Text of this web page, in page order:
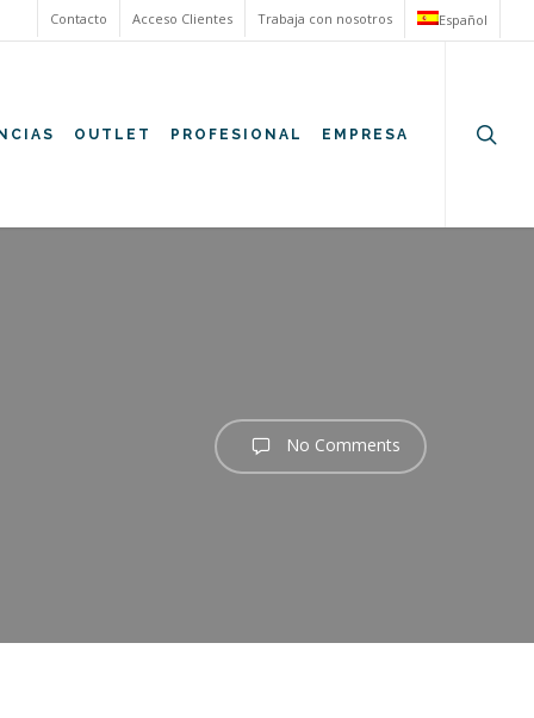
Contacto Acceso Clientes Trabaja con nosotros Español
OUTLET PROFESIONAL EMPRESA
No Comments